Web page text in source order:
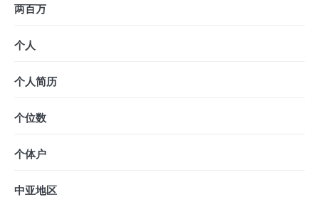
两百万
个人
个人简历
个位数
个体户
中亚地区